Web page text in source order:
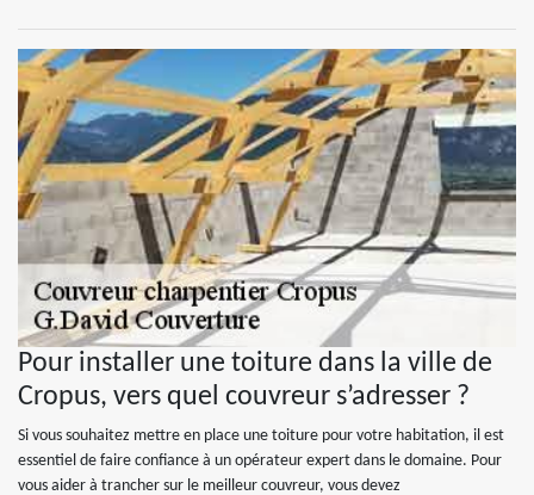
Pour installer une toiture dans la ville de
Cropus, vers quel couvreur s’adresser ?
Si vous souhaitez mettre en place une toiture pour votre habitation, il est
essentiel de faire confiance à un opérateur expert dans le domaine. Pour
vous aider à trancher sur le meilleur couvreur, vous devez